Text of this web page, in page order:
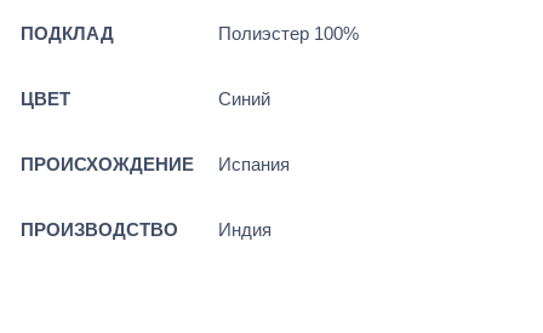
ПОДКЛАД Полиэстер 100%
ЦВЕТ Синий
ПРОИСХОЖДЕНИЕ Испания
ПРОИЗВОДСТВО Индия